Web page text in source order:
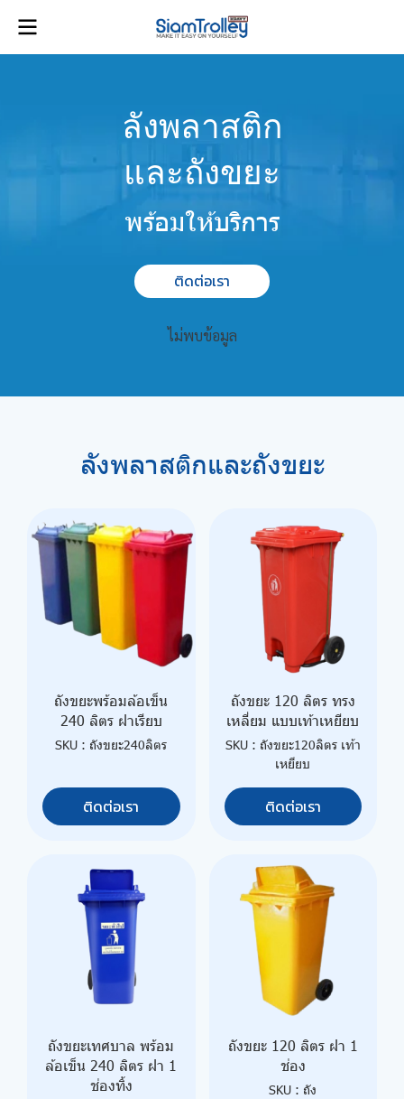
ลังพลาสติก
และถังขยะ
พร้อมให้บริการ
ติดต่อเรา
ไม่พบข้อมูล
ลังพลาสติกและถังขยะ
ถังขยะพร้อมล้อเข็น
240 ลิตร ฝาเรียบ
SKU : ถังขยะ240ลิตร
ติดต่อเรา
ถังขยะ 120 ลิตร ทรง
เหลี่ยม แบบเท้าเหยียบ
SKU : ถังขยะ120ลิตร เท้า
เหยียบ
ติดต่อเรา
ถังขยะเทศบาล พร้อม
ล้อเข็น 240 ลิตร ฝา 1
ช่องทิ้ง
ถังขยะ 120 ลิตร ฝา 1
ช่อง
SKU : ถัง